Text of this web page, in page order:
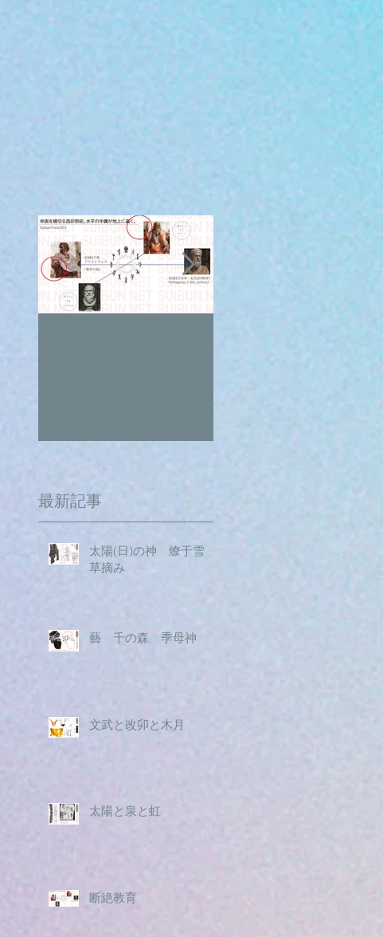
最新記事
太陽(日)の神 燎于雪
草摘み
藝 千の森 季母神
文武と改卯と木月
太陽と泉と虹
断絶教育